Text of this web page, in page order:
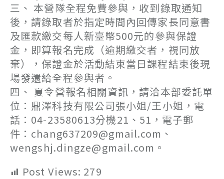
三、 本營隊全程免費參與，收到錄取通知
後，請錄取者於指定時間內回傳家長同意書
及匯款繳交每人新臺幣500元的參與保證
金，即算報名完成（逾期繳交者，視同放
棄），保證金於活動結束當日課程結束後現
場發還給全程參與者。
四、 夏令營報名相關資訊，請洽本部委託單
位：鼎澤科技有限公司張小姐/王小姐，電
話：04-23580613分機21、51，電子郵
件：chang637209@gmail.com、
wengshj.dingze@gmail.com。
Post Views: 279